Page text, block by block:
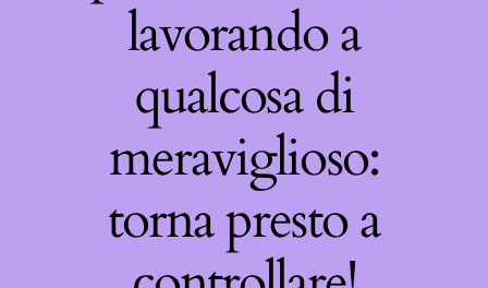
lavorando a
qualcosa di
meraviglioso:
torna presto a